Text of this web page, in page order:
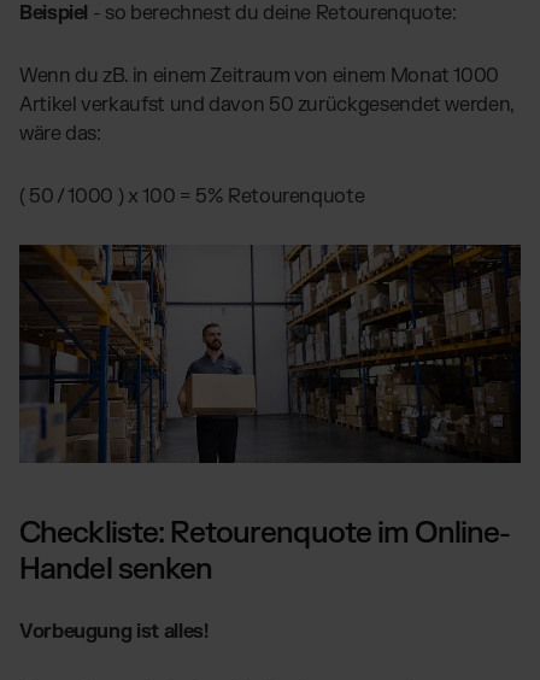
Beispiel - so berechnest du deine Retourenquote:
Wenn du zB. in einem Zeitraum von einem Monat 1000
Artikel verkaufst und davon 50 zurückgesendet werden,
wäre das:
( 50 / 1000 ) x 100 = 5% Retourenquote
Checkliste: Retourenquote im Online-
Handel senken
Vorbeugung ist alles!